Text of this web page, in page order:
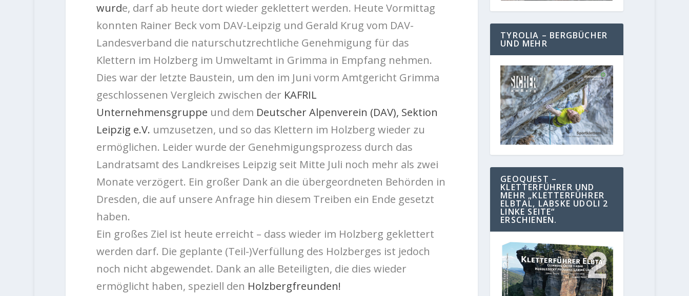
wurde, darf ab heute dort wieder geklettert werden. Heute Vormittag
konnten Rainer Beck vom DAV-Leipzig und Gerald Krug vom DAV-
Landesverband die naturschutzrechtliche Genehmigung für das
Klettern im Holzberg im Umweltamt in Grimma in Empfang nehmen.
Dies war der letzte Baustein, um den im Juni vorm Amtgericht Grimma
geschlossenen Vergleich zwischen der KAFRIL
Unternehmensgruppe und dem Deutscher Alpenverein (DAV), Sektion
Leipzig e.V. umzusetzen, und so das Klettern im Holzberg wieder zu
ermöglichen. Leider wurde der Genehmigungsprozess durch das
Landratsamt des Landkreises Leipzig seit Mitte Juli noch mehr als zwei
Monate verzögert. Ein großer Dank an die übergeordneten Behörden in
Dresden, die auf unsere Anfrage hin diesem Treiben ein Ende gesetzt
haben.
Ein großes Ziel ist heute erreicht – dass wieder im Holzberg geklettert
werden darf. Die geplante (Teil-)Verfüllung des Holzberges ist jedoch
noch nicht abgewendet. Dank an alle Beteiligten, die dies wieder
ermöglicht haben, speziell den Holzbergfreunden!
TYROLIA – BERGBÜCHER
UND MEHR
GEOQUEST –
KLETTERFÜHRER UND
MEHR „KLETTERFÜHRER
ELBTAL, LABSKE UDOLI 2
LINKE SEITE“
ERSCHIENEN.